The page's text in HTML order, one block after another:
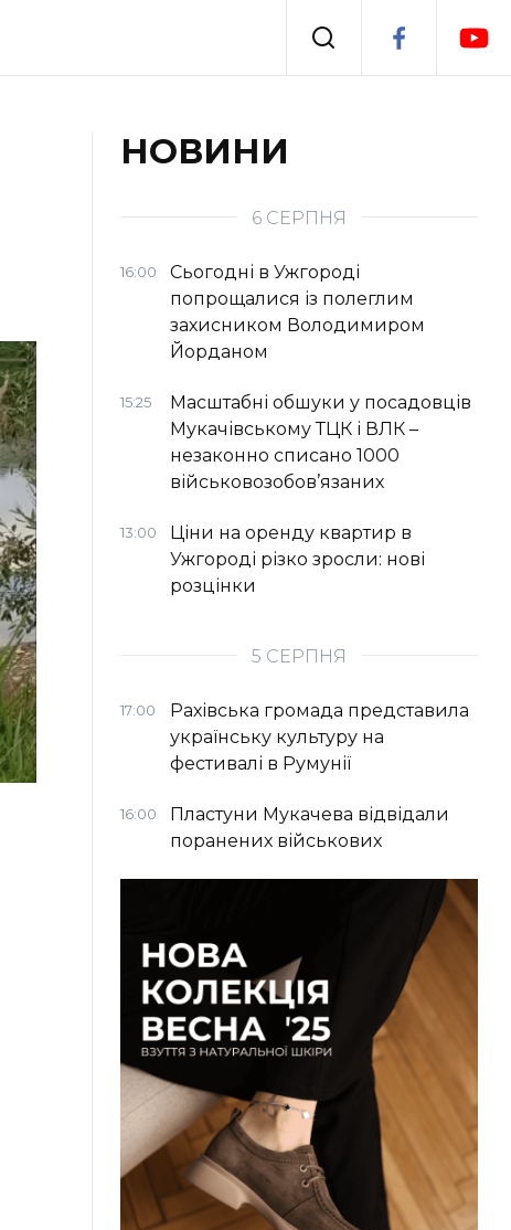
Події
НОВИНИ
6 СЕРПНЯ
16:00
Сьогодні в Ужгороді
попрощалися із полеглим
захисником Володимиром
Йорданом
15:25
Масштабні обшуки у посадовців
Мукачівському ТЦК і ВЛК –
незаконно списано 1000
військовозобов’язаних
13:00
Ціни на оренду квартир в
Ужгороді різко зросли: нові
розцінки
5 СЕРПНЯ
17:00
Рахівська громада представила
українську культуру на
фестивалі в Румунії
16:00
Пластуни Мукачева відвідали
поранених військових